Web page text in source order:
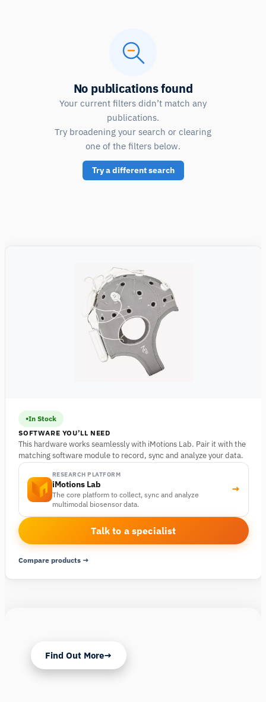
No publications found
Your current filters didn’t match any
publications.
Try broadening your search or clearing
one of the filters below.
Try a different search
In Stock
SOFTWARE YOU’LL NEED
This hardware works seamlessly with iMotions Lab. Pair it with the
matching software module to record, sync and analyze your data.
RESEARCH PLATFORM
iMotions Lab
The core platform to collect, sync and analyze
multimodal biosensor data.
→
Talk to a specialist
Compare products →
Find Out More